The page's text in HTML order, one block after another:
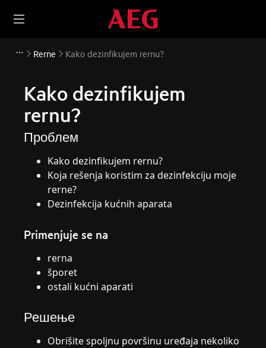
Rerne Kako dezinfikujem rernu?
Kako dezinfikujem
rernu?
Проблем
Kako dezinfikujem rernu?
Koja rešenja koristim za dezinfekciju moje
rerne?
Dezinfekcija kućnih aparata
Primenjuje se na
rerna
šporet
ostali kućni aparati
Решење
Obrišite spoljnu površinu uređaja nekoliko